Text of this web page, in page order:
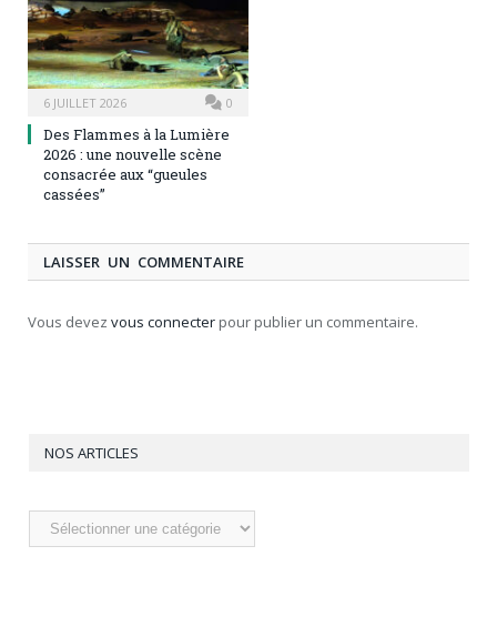
6 JUILLET 2026 0
Des Flammes à la Lumière
2026 : une nouvelle scène
consacrée aux “gueules
cassées”
LAISSER UN COMMENTAIRE
Vous devez vous connecter pour publier un commentaire.
NOS ARTICLES
Nos
articles